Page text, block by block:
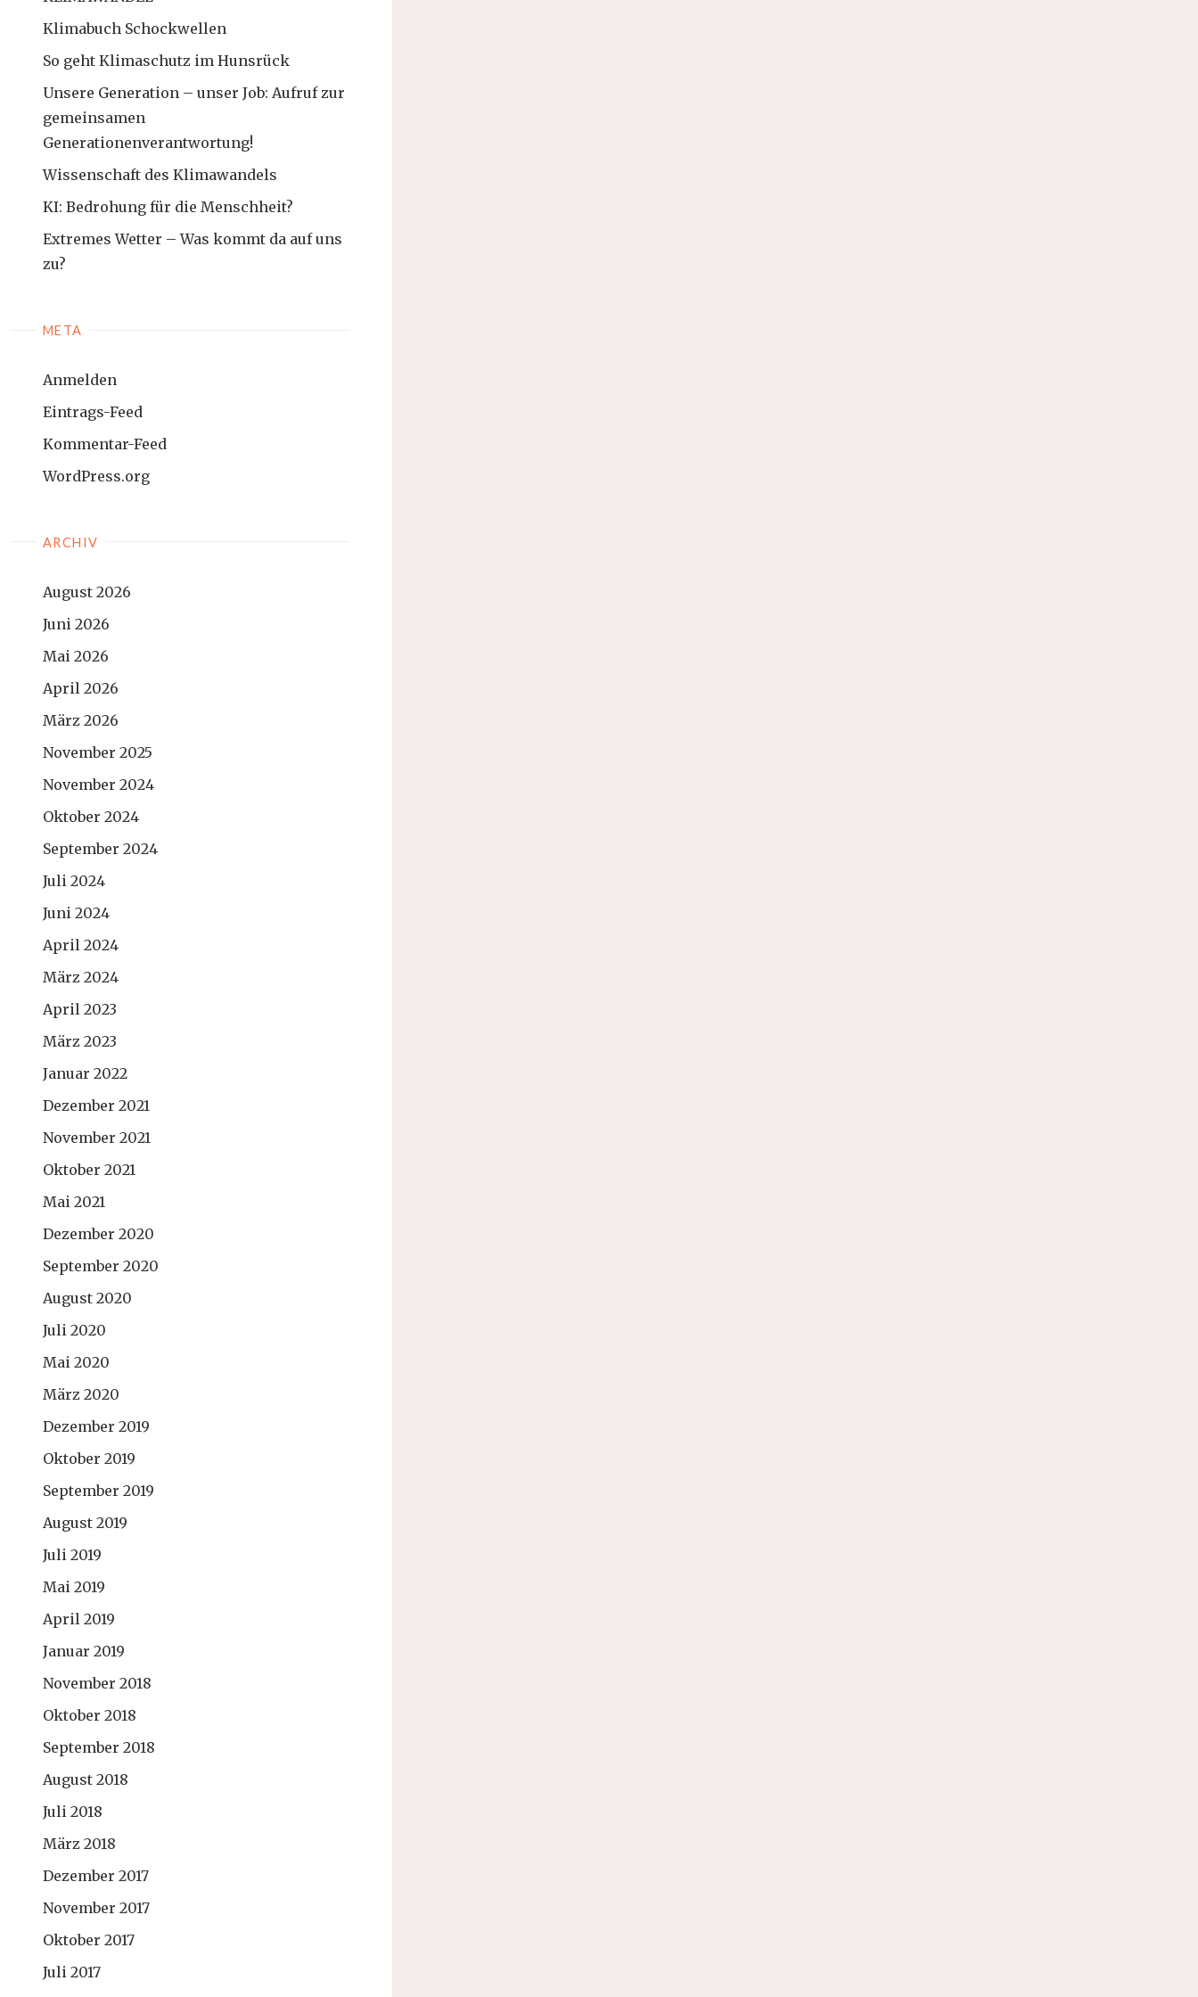
Klimabuch Schockwellen
So geht Klimaschutz im Hunsrück
Unsere Generation – unser Job: Aufruf zur
gemeinsamen
Generationenverantwortung!
Wissenschaft des Klimawandels
KI: Bedrohung für die Menschheit?
Extremes Wetter – Was kommt da auf uns
zu?
META
Anmelden
Eintrags-Feed
Kommentar-Feed
WordPress.org
ARCHIV
August 2026
Juni 2026
Mai 2026
April 2026
März 2026
November 2025
November 2024
Oktober 2024
September 2024
Juli 2024
Juni 2024
April 2024
März 2024
April 2023
März 2023
Januar 2022
Dezember 2021
November 2021
Oktober 2021
Mai 2021
Dezember 2020
September 2020
August 2020
Juli 2020
Mai 2020
März 2020
Dezember 2019
Oktober 2019
September 2019
August 2019
Juli 2019
Mai 2019
April 2019
Januar 2019
November 2018
Oktober 2018
September 2018
August 2018
Juli 2018
März 2018
Dezember 2017
November 2017
Oktober 2017
Juli 2017